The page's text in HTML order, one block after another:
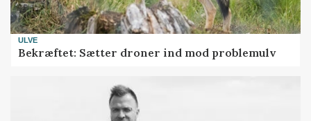
ULVE
Bekræftet: Sætter droner ind mod problemulv